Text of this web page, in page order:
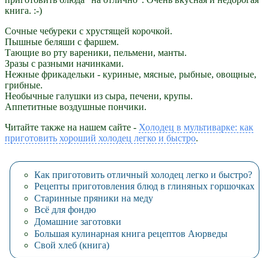
книга. :-)
Сочные чебуреки с хрустящей корочкой.
Пышные беляши с фаршем.
Тающие во рту вареники, пельмени, манты.
Зразы с разными начинками.
Нежные фрикадельки - куриные, мясные, рыбные, овощные,
грибные.
Необычные галушки из сыра, печени, крупы.
Аппетитные воздушные пончики.
Читайте также на нашем сайте - Холодец в мультиварке: как
приготовить хороший холодец легко и быстро.
Как приготовить отличный холодец легко и быстро?
Рецепты приготовления блюд в глиняных горшочках
Старинные пряники на меду
Всё для фондю
Домашние заготовки
Большая кулинарная книга рецептов Аюрведы
Свой хлеб (книга)